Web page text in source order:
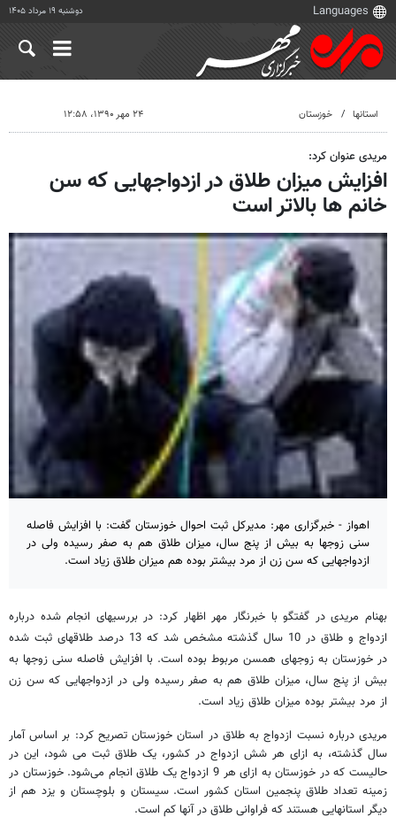
دوشنبه ۱۹ مرداد ۱۴۰۵
استانها خوزستان ۲۴ مهر ۱۳۹۰، ۱۲:۵۸
مریدی عنوان کرد:
افزایش میزان طلاق در ازدواجهایی که سن
خانم ها بالاتر است
اهواز - خبرگزاری مهر: مدیرکل ثبت احوال خوزستان گفت: با افزایش فاصله
سنی زوجها به بیش از پنج سال، میزان طلاق هم به صفر رسیده ولی در
ازدواجهایی که سن زن از مرد بیشتر بوده هم میزان طلاق زیاد است.
بهنام مریدی در گفتگو با خبرنگار مهر اظهار کرد: در بررسیهای انجام شده درباره
ازدواج و طلاق در 10 سال گذشته مشخص شد که 13 درصد طلاقهای ثبت شده
در خوزستان به زوجهای همسن مربوط بوده است. با افزایش فاصله سنی زوجها به
بیش از پنج سال، میزان طلاق هم به صفر رسیده ولی در ازدواجهایی که سن زن
از مرد بیشتر بوده میزان طلاق زیاد است.
مریدی درباره نسبت ازدواج به طلاق در استان خوزستان تصریح کرد: بر اساس آمار
سال گذشته، به ازای هر شش ازدواج در کشور، یک طلاق ثبت می شود، این در
حالیست که در خوزستان به ازای هر 9 ازدواج یک طلاق انجام می‌شود. خوزستان در
زمینه تعداد طلاق پنجمین استان کشور است. سیستان و بلوچستان و یزد هم از
دیگر استانهایی هستند که فراوانی طلاق در آنها کم است.